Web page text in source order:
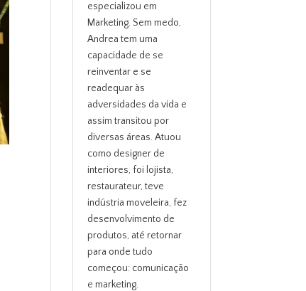
especializou em
Marketing. Sem medo,
Andrea tem uma
capacidade de se
reinventar e se
readequar às
adversidades da vida e
assim transitou por
diversas áreas. Atuou
como designer de
interiores, foi lojista,
restaurateur, teve
indústria moveleira, fez
desenvolvimento de
produtos, até retornar
para onde tudo
começou: comunicação
e marketing.